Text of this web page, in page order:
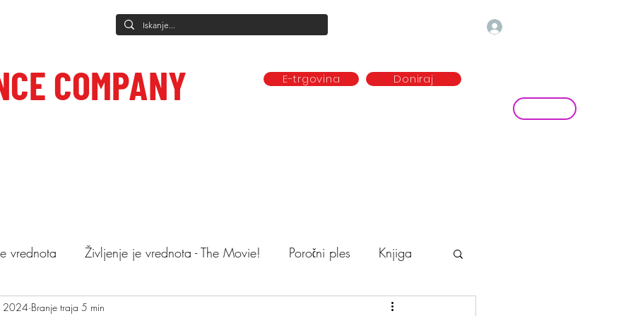
COMPANY E-trgovina Doniraj
vrednota Življenje je vrednota - The Movie! Poročni ples Knjiga
Animacija otrok
2024 Branje traja 5 min